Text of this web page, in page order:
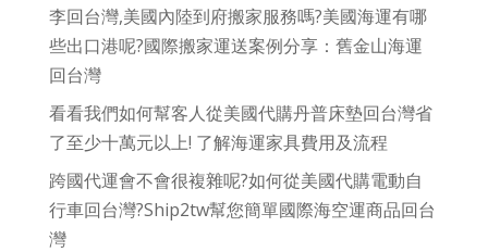
李回台灣,美國內陸到府搬家服務嗎?美國海運有哪
些出口港呢?國際搬家運送案例分享：舊金山海運
回台灣
看看我們如何幫客人從美國代購丹普床墊回台灣省
了至少十萬元以上! 了解海運家具費用及流程
跨國代運會不會很複雜呢?如何從美國代購電動自
行車回台灣?Ship2tw幫您簡單國際海空運商品回台
灣